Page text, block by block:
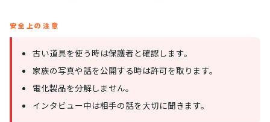
安全上の注意
古い道具を使う時は保護者と確認します。
家族の写真や話を公開する時は許可を取ります。
電化製品を分解しません。
インタビュー中は相手の話を大切に聞きます。